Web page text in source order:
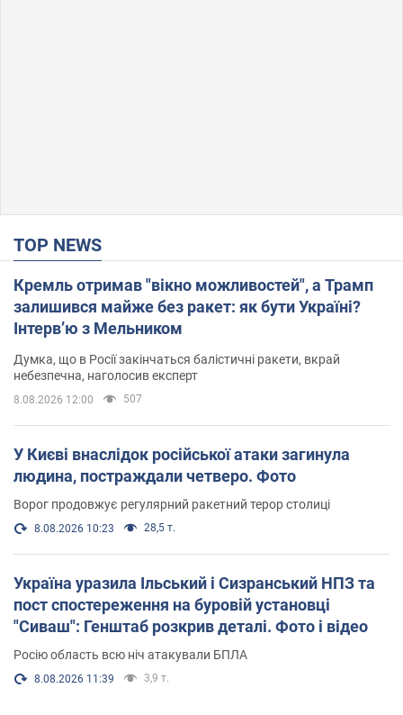
TOP NEWS
Кремль отримав "вікно можливостей", а Трамп
залишився майже без ракет: як бути Україні?
Інтерв’ю з Мельником
Думка, що в Росії закінчаться балістичні ракети, вкрай
небезпечна, наголосив експерт
8.08.2026 12:00 507
У Києві внаслідок російської атаки загинула
людина, постраждали четверо. Фото
Ворог продовжує регулярний ракетний терор столиці
8.08.2026 10:23 28,5 т.
Україна уразила Ільський і Сизранський НПЗ та
пост спостереження на буровій установці
"Сиваш": Генштаб розкрив деталі. Фото і відео
Росію область всю ніч атакували БПЛА
8.08.2026 11:39 3,9 т.